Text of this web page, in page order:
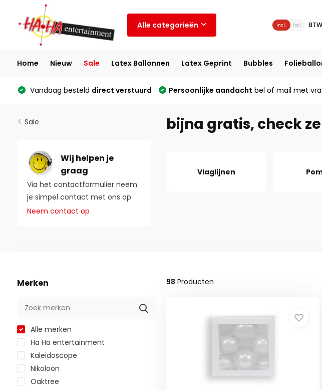
Alle categorieën Incl. Excl. BTW
Home Nieuw Sale Latex Ballonnen Latex Geprint Bubbles
Vandaag besteld direct verstuurd Persoonlijke aandacht bel of mail met
Sale
Wij helpen je
graag
Via het contactformulier neem
je simpel contact met ons op
Neem contact op
bijna gratis, check
Vlaglijnen
Merken
Alle merken
Ha Ha entertainment
Kaleidoscope
Nikoloon
Oaktree
98 Producten